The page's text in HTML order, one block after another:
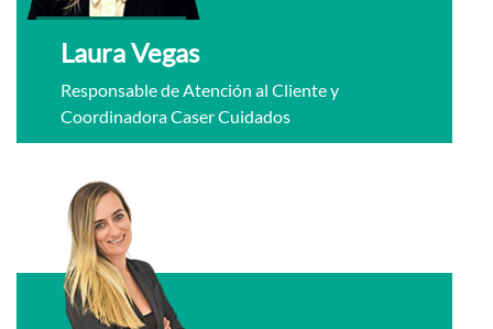
Laura Vegas
Responsable de Atención al Cliente y
Coordinadora Caser Cuidados